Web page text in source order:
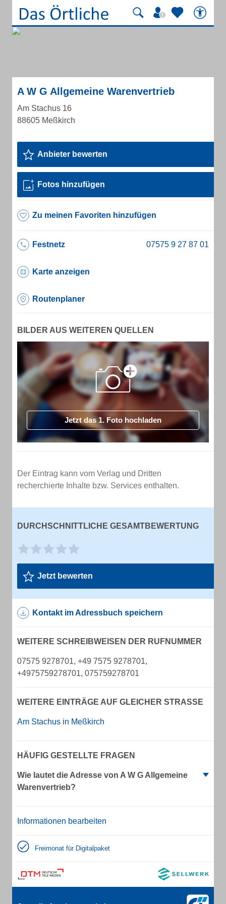
A W G Allgemeine Warenvertrieb
Am Stachus 16
88605 Meßkirch
Anbieter bewerten
Fotos hinzufügen
Zu meinen Favoriten hinzufügen
Festnetz
Karte anzeigen
Routenplaner
BILDER AUS WEITEREN QUELLEN
Jetzt das 1. Foto hochladen
Der Eintrag kann vom Verlag und Dritten
recherchierte Inhalte bzw. Services enthalten.
DURCHSCHNITTLICHE GESAMTBEWERTUNG
Jetzt bewerten
Kontakt im Adressbuch speichern
WEITERE SCHREIBWEISEN DER RUFNUMMER
07575 9278701, +49 7575 9278701,
+4975759278701, 075759278701
WEITERE EINTRÄGE AUF GLEICHER STRASSE
Am Stachus in Meßkirch
HÄUFIG GESTELLTE FRAGEN
Wie lautet die Adresse von A W G Allgemeine
Warenvertrieb?
Informationen bearbeiten
Freimonat für Digitalpaket